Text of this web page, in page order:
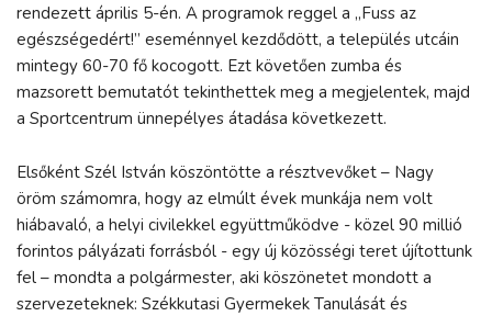
rendezett április 5-én. A programok reggel a „Fuss az
egészségedért!” eseménnyel kezdődött, a település utcáin
mintegy 60-70 fő kocogott. Ezt követően zumba és
mazsorett bemutatót tekinthettek meg a megjelentek, majd
a Sportcentrum ünnepélyes átadása következett.
Elsőként Szél István köszöntötte a résztvevőket – Nagy
öröm számomra, hogy az elmúlt évek munkája nem volt
hiábavaló, a helyi civilekkel együttműködve - közel 90 millió
forintos pályázati forrásból - egy új közösségi teret újítottunk
fel – mondta a polgármester, aki köszönetet mondott a
szervezeteknek: Székkutasi Gyermekek Tanulását és